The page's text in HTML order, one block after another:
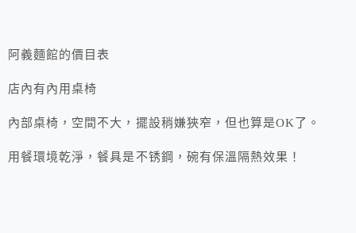
阿義麵館的價目表
店內有內用桌椅
內部桌椅，空間不大，擺設稍嫌狹窄，但也算是OK了。
用餐環境乾淨，餐具是不锈鋼，碗有保溫隔熱效果！